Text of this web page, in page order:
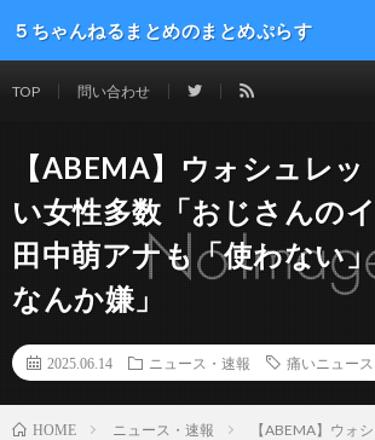
５ちゃんねるまとめのまとめぷらす
TOP 問い合わせ
【ABEMA】ウォシュレ
い女性多数「おじさんの
田中萌アナも「使わない
なんか嫌」
2025.06.14 ニュース・速報 痛いニュース
HOME ニュース・速報 【ABEMA】ウォ